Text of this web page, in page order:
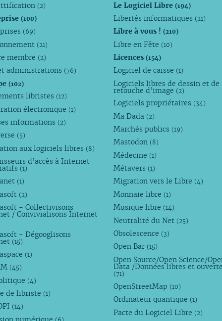
(2)
(100)
(69)
(21)
membre (2)
administrations (76)
(102)
libristes (12)
électronique (1)
informations (2)
(5)
aux logiciels libres (8)
d’accès à Internet
(1)
(1)
(2)
- Collectivisons
/ Convivialisons Internet
- Dégooglisons
(15)
(1)
(45)
(4)
de libriste (1)
(14)
Le Logiciel Libre(194)
Libertés informatiques (21)
Libre à vous !(210)
Libre en Fête (10)
Licences(154)
Logiciel de caisse (1)
Logiciels libres de dessin et de
retouche d’image (2)
Logiciels propriétaires (34)
Ma Dada (2)
Marchés publics (19)
Mastodon (8)
Médecine (1)
Métavers (1)
Migration vers le Libre (4)
Monnaie libre (1)
Musique libre (14)
Neutralité du Net (25)
Obsolescence (3)
Open Bar (15)
Open Source/Open Science/
Data /Données libres et
(71)
OpenStreetMap (10)
Ordinateur quantique (1)
Pacte du Logiciel Libre (2)